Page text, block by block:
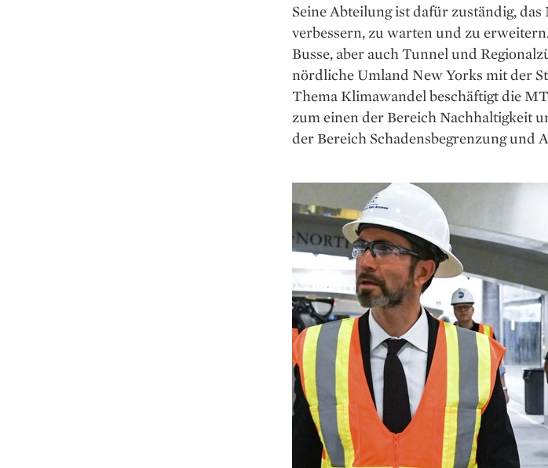
Seine Abteilung ist dafür zuständig,
verbessern, zu ­warten und zu
Busse, aber auch Tunnel und
nördliche Umland New Yorks mit der
Thema ­Klimawandel beschäftigt die
zum ­einen der Bereich Nachhaltigkeit
der Bereich Schadens­begrenzung und